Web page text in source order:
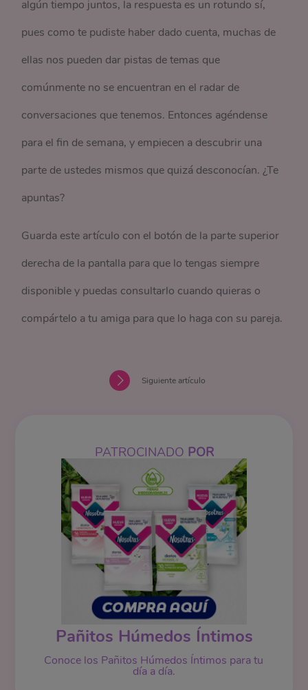
algún tiempo juntos, la respuesta es un rotundo sí,
pues como te pudiste haber dado cuenta, muchas de
ellas nos pueden dar pistas de temas que
comúnmente no se encuentran en el radar de
conversaciones que tenemos. Entonces agéndense
para el fin de semana, y empiecen a descubrir una
parte de ustedes mismos que quizá desconocían. ¿Te
apuntas?
Guarda este artículo con el botón de la parte superior
derecha de la pantalla para que lo tengas siempre
disponible y puedas consultarlo cuando quieras o
compártelo a tu amiga para que lo haga con su pareja.
Siguiente artículo
PATROCINADO POR
Pañitos Húmedos Íntimos
Conoce los Pañitos Húmedos Íntimos para tu
día a día.